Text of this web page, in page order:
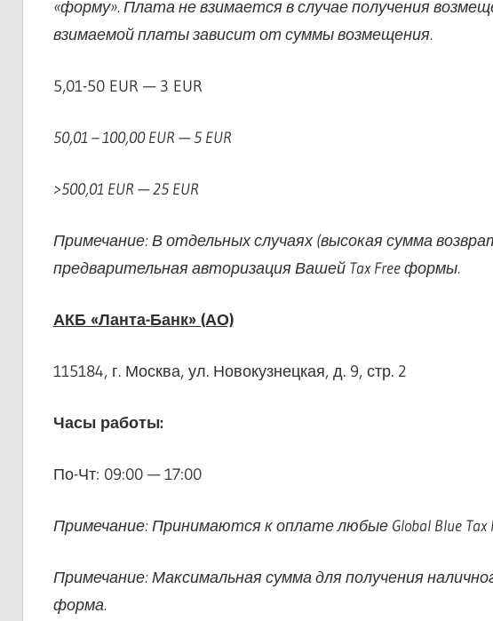
«форму». Плата не взимается в случае получения
взимаемой платы зависит от суммы возмещения.
5,01-50 EUR — 3 EUR
50,01 – 100,00 EUR — 5 EUR
>500,01 EUR — 25 EUR
Примечание: В отдельных случаях (высокая сумма
предварительная авторизация Вашей Tax Free формы.
АКБ «Ланта-Банк» (АО)
115184, г. Москва, ул. Новокузнецкая, д. 9, стр. 2
Часы работы:
По-Чт: 09:00 — 17:00
Примечание: Принимаются к оплате любые Global Blue Tax
Примечание: Максимальная сумма для получения
форма.